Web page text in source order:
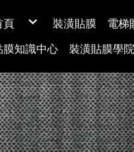
頁
媒體採訪
展間資訊
裝潢貼膜 電梯
膜知識中心 裝潢貼膜學院